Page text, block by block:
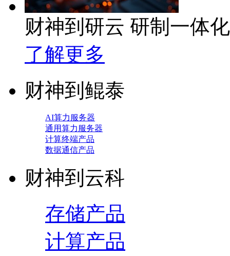
财神到研云 研制一体
了解更多
财神到鲲泰
AI算力服务器
通用算力服务器
计算终端产品
数据通信产品
财神到云科
存储产品
计算产品